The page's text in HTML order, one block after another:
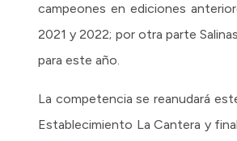
campeones en ediciones
2021 y 2022; por otra parte
para este año.
La competencia se reanudará
Establecimiento La Cantera y